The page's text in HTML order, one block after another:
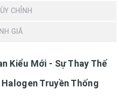
CHỈNH
GIÁ
Kiểu Mới - Sự Thay Thế
Truyền Thống